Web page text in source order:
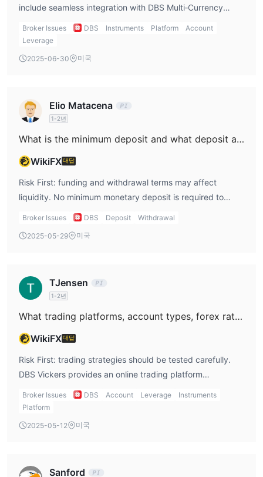
제품 및 서비스
해외 거래: 선도적인 글로벌 거래소에 접근하여 투자 프로필을 다
양화할 수 있습니다.
DRx: 분식 예금증서를 제공하여 주식의 일부에 투자할 수 있습니
있습니다.
상호 펀드
: 전문 펀드 매니저가 운용하는 투자 포트폴리오를 효율
적으로 처리합니다.
: 맞춤형 전문가 추천을 통해 파생 상품 거래를 제공합니
블록 거래 : 시장 움직임을 활용하는 거래 전략을 지원합니다.
고정 수입
: 전문가 지원을 통해 투자 전략을 구성하는 데 도움을 줍
마진 금융: 레버리지를 통해 투자 능력을 향상시킵니다.
SBL: 투자 수익을 증가시키는 대안적인 방법을 제시합니다.
근할 수 있습니다.
DBSV mTrading Thailand: 투자자들이 이동 중에도 안심하고
거래할 수 있도록 모바일 솔루션을 제공합니다.
국제 거래를 용이하게 합니다.
Settrade Streaming
: 주식 및 파생상품 거래를 위한 선도적인 온
라인 플랫폼으로, 투자 기회를 향상시키기 위해 설계되었습니다.
DBSV WealthBOX
데 도움을 주는 투자 계획 프로그램입니다.
투자 컨설턴트: 전문적인 투자 자문 서비스를 제공하여 투자자에
include seamless integration with DBS Multi‑Currency
Account, preferential FX rates, proactive rate alerts, ability
to set FX order watch, broad equity market access, and
primarily equity‑centric with FX conversion as support
feature.
Broker Issues DBS Instruments Platform
Account
Leverage
2025-06-30 미국
Elio Matacena
1-2년
What is the minimum deposit and what deposit and withdrawal methods are supported by DBS Online Trading / DBS Vickers?
WikiFX대답
Risk First: funding and withdrawal terms may affect
liquidity. No minimum monetary deposit is required to
open a DBS Vickers trading account and no minimum
or EPS (for SGD or converted currencies), and foreign
after that it is processed the next business day. No
deposit fees are mentioned.
Broker Issues DBS Deposit Withdrawal
2025-05-29 미국
TJensen
1-2년
What trading platforms, account types, forex rates, and features does DBS Vickers Online Trading offer?
WikiFX대답
Risk First: trading strategies should be tested carefully.
DBS Vickers provides an online trading platform
accessible via web browser or the DBS Vickers mTrading
mobile app (iOS/Android). It supports trading in equities
Broker Issues DBS Account Leverage
Instruments
Platform
2025-05-12 미국
Sanford